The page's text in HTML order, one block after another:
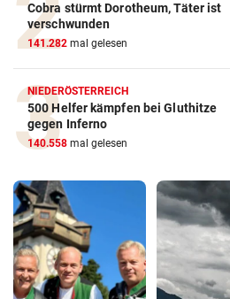
Cobra stürmt Dorotheum, Täter ist
verschwunden
141.282 mal gelesen
NIEDERÖSTERREICH
500 Helfer kämpfen bei Gluthitze
gegen Inferno
140.558 mal gelesen